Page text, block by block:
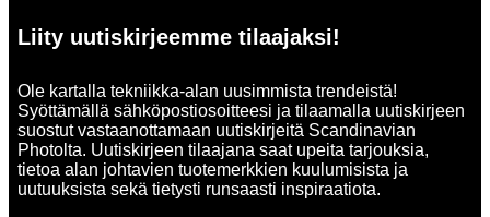
Liity uutiskirjeemme tilaajaksi!
Ole kartalla tekniikka-alan uusimmista trendeistä!
Syöttämällä sähköpostiosoitteesi ja tilaamalla uutiskirjeen
suostut vastaanottamaan uutiskirjeitä Scandinavian
Photolta. Uutiskirjeen tilaajana saat upeita tarjouksia,
tietoa alan johtavien tuotemerkkien kuulumisista ja
uutuuksista sekä tietysti runsaasti inspiraatiota.